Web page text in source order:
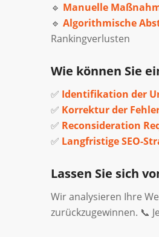
🔹 Manuelle
🔹 Algorithmische
Rankingverlusten
Wie können Sie
✅ Identifikation der
✅ Korrektur der
✅ Reconsideration
✅ Langfristige SEO-
Lassen Sie sich
Wir analysieren Ihre
zurückzugewinnen. 📞